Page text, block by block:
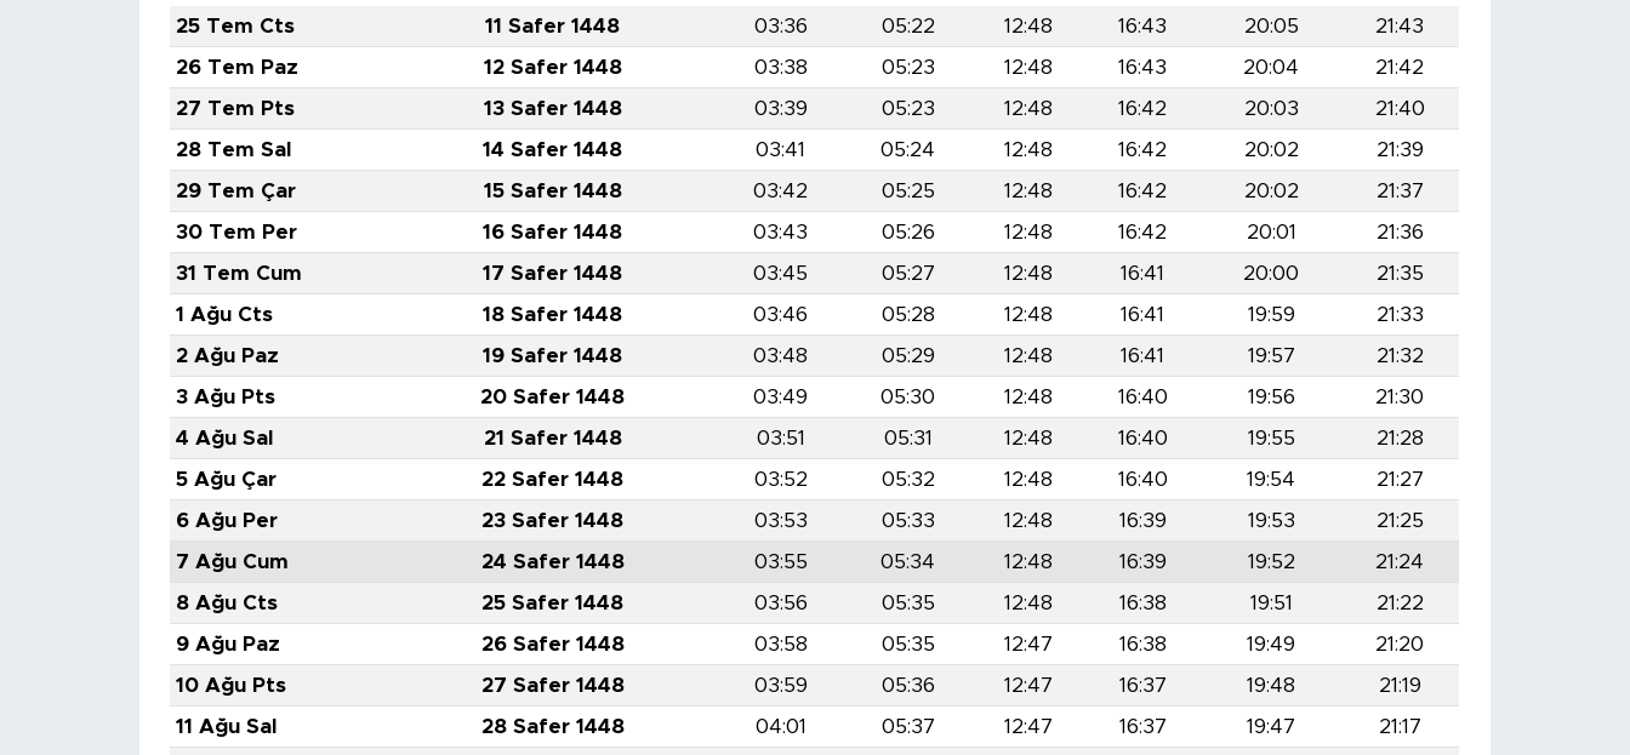
25 Tem Cts
11 Safer 1448 03:36 05:22 12:48 16:43 20:05
21:43
26 Tem Paz
12 Safer 1448 03:38 05:23 12:48 16:43 20:04
21:42
27 Tem Pts
13 Safer 1448 03:39 05:23 12:48 16:42 20:03
21:40
28 Tem Sal
14 Safer 1448 03:41 05:24 12:48 16:42 20:02
21:39
29 Tem Çar
15 Safer 1448 03:42 05:25 12:48 16:42 20:02
21:37
30 Tem Per
16 Safer 1448 03:43 05:26 12:48 16:42 20:01
21:36
31 Tem Cum
17 Safer 1448 03:45 05:27 12:48 16:41 20:00
21:35
1 Ağu Cts
18 Safer 1448 03:46 05:28 12:48 16:41 19:59
21:33
2 Ağu Paz
19 Safer 1448 03:48 05:29 12:48 16:41 19:57
21:32
3 Ağu Pts
20 Safer 1448 03:49 05:30 12:48 16:40 19:56
21:30
4 Ağu Sal
21 Safer 1448 03:51 05:31 12:48 16:40 19:55
21:28
5 Ağu Çar
22 Safer 1448 03:52 05:32 12:48 16:40 19:54
21:27
6 Ağu Per
23 Safer 1448 03:53 05:33 12:48 16:39 19:53
21:25
7 Ağu Cum
24 Safer 1448 03:55 05:34 12:48 16:39 19:52
21:24
8 Ağu Cts
25 Safer 1448 03:56 05:35 12:48 16:38 19:51
21:22
9 Ağu Paz
26 Safer 1448 03:58 05:35 12:47 16:38 19:49
21:20
10 Ağu Pts
27 Safer 1448 03:59 05:36 12:47 16:37 19:48
21:19
11 Ağu Sal
28 Safer 1448 04:01 05:37 12:47 16:37 19:47
21:17